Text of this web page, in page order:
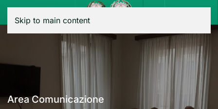
Skip to main content
Area Comunicazione